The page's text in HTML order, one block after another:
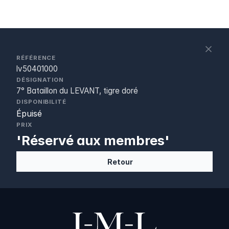
RÉFÉRENCE
lv50401000
DÉSIGNATION
7° Bataillon du LEVANT, tigre doré
DISPONIBILITÉ
Épuisé
PRIX
'Réservé aux membres'
Retour